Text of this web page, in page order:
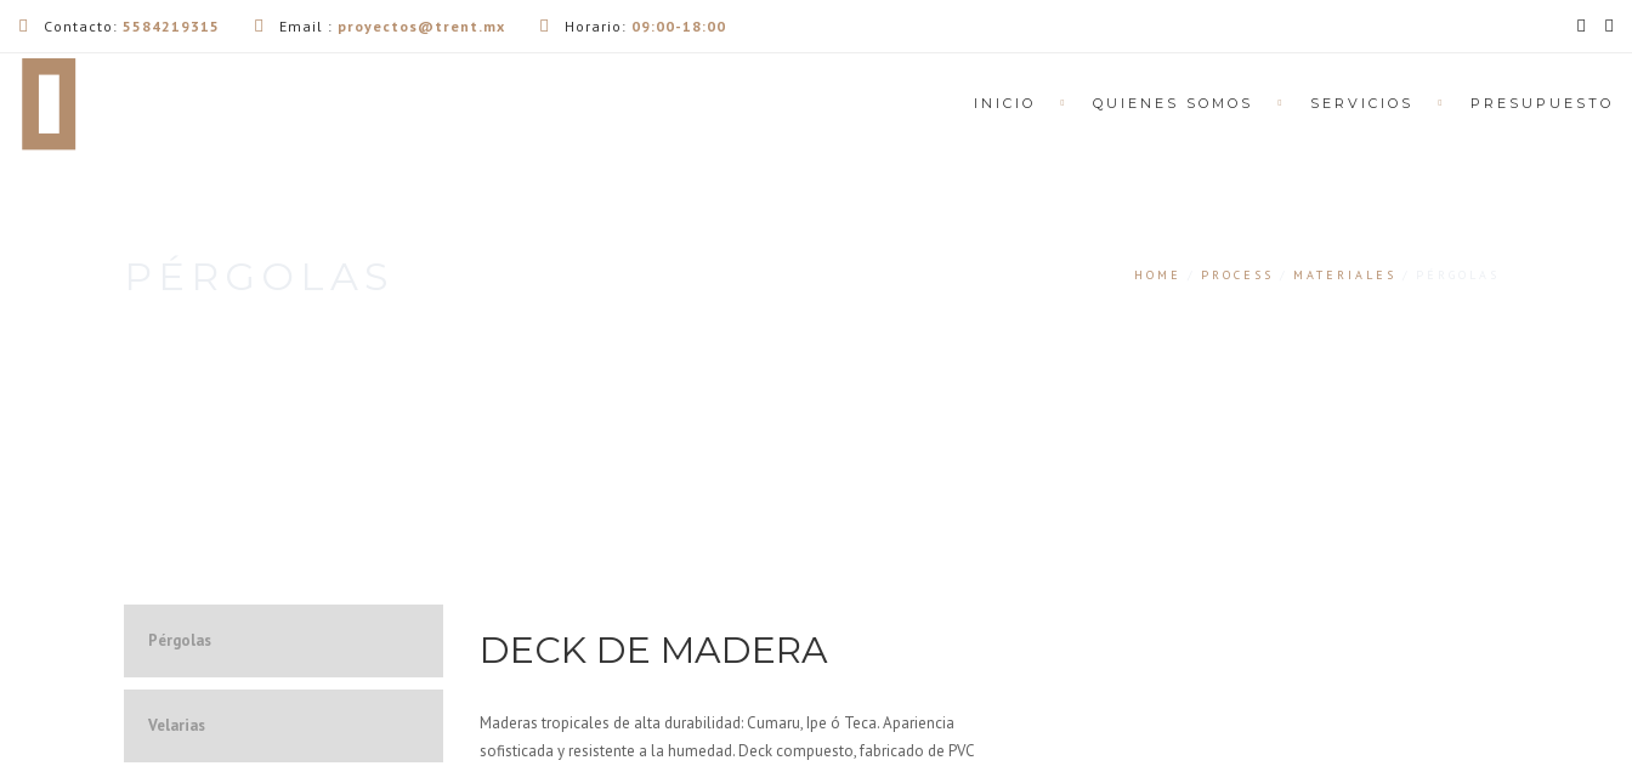
Contacto: 5584219315 Email : proyectos@trent.mx Horario: 09:00-18:00
INICIO QUIENES SOMOS SERVICIOS PRESUPUESTO
HOME PROCESS MATERIALES
Pérgolas
Velarias
DECK DE MADERA
Maderas tropicales de alta durabilidad: Cumaru, Ipe ó Teca. Apariencia
sofisticada y resistente a la humedad. Deck compuesto, fabricado de PVC